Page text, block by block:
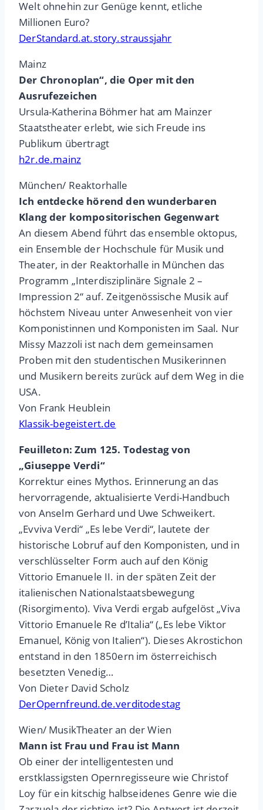
Welt ohnehin zur Genüge kennt, etliche
Millionen Euro?
DerStandard.at.story.straussjahr
Mainz
Der Chronoplan“, die Oper mit den
Ausrufezeichen
Ursula-Katherina Böhmer hat am Mainzer
Staatstheater erlebt, wie sich Freude ins
Publikum übertragt
h2r.de.mainz
München/ Reaktorhalle
Ich entdecke hörend den wunderbaren
Klang der kompositorischen Gegenwart
An diesem Abend führt das ensemble oktopus,
ein Ensemble der Hochschule für Musik und
Theater, in der Reaktorhalle in München das
Programm „Interdisziplinäre Signale 2 –
Impression 2“ auf. Zeitgenössische Musik auf
höchstem Niveau unter Anwesenheit von vier
Komponistinnen und Komponisten im Saal. Nur
Missy Mazzoli ist nach dem gemeinsamen
Proben mit den studentischen Musikerinnen
und Musikern bereits zurück auf dem Weg in die
USA.
Von Frank Heublein
Klassik-begeistert.de
Feuilleton: Zum 125. Todestag von
„Giuseppe Verdi“
Korrektur eines Mythos. Erinnerung an das
hervorragende, aktualisierte Verdi-Handbuch
von Anselm Gerhard und Uwe Schweikert.
„Evviva Verdi“ „Es lebe Verdi“, lautete der
historische Lobruf auf den Komponisten, und in
verschlüsselter Form auch auf den König
Vittorio Emanuele II. in der späten Zeit der
italienischen Nationalstaatsbewegung
(Risorgimento). Viva Verdi ergab aufgelöst „Viva
Vittorio Emanuele Re d’Italia“ („Es lebe Viktor
Emanuel, König von Italien“). Dieses Akrostichon
entstand in den 1850ern im österreichisch
besetzten Venedig…
Von Dieter David Scholz
DerOpernfreund.de.verditodestag
Wien/ MusikTheater an der Wien
Mann ist Frau und Frau ist Mann
Ob einer der intelligentesten und
erstklassigsten Opernregisseure wie Christof
Loy für ein kitschig halbseidenes Genre wie die